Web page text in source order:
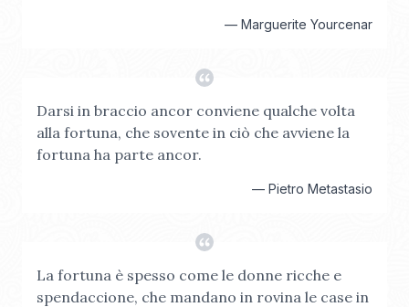
— Marguerite Yourcenar
Darsi in braccio ancor conviene qualche volta
alla fortuna, che sovente in ciò che avviene la
fortuna ha parte ancor.
— Pietro Metastasio
La fortuna è spesso come le donne ricche e
spendaccione, che mandano in rovina le case in